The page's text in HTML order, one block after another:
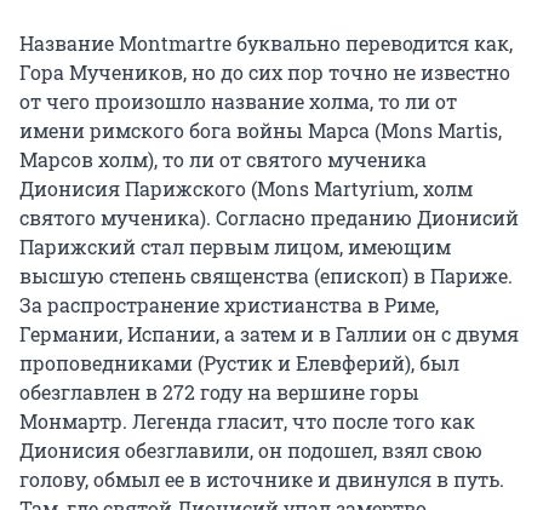
Название Montmartre буквально переводится как,
Гора Мучеников, но до сих пор точно не известно
от чего произошло название холма, то ли от
имени римского бога войны Марса (Mons Martis,
Марсов холм), то ли от святого мученика
Дионисия Парижского (Mons Martyrium, холм
святого мученика). Согласно преданию Дионисий
Парижский стал первым лицом, имеющим
высшую степень священства (епископ) в Париже.
За распространение христианства в Риме,
Германии, Испании, а затем и в Галлии он с двумя
проповедниками (Рустик и Елевферий), был
обезглавлен в 272 году на вершине горы
Монмартр. Легенда гласит, что после того как
Дионисия обезглавили, он подошел, взял свою
голову, обмыл ее в источнике и двинулся в путь.